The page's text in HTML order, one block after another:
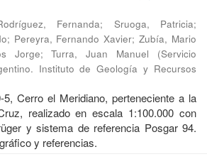
Fernanda; Sruoga, Patricia;
; Pereyra, Fernando Xavier;Zubía, Mario
Jorge;Turra, Juan Manuel (Servicio
Instituto de Geología y Recursos
5, Cerro el Meridiano, perteneciente a la
realizado en escala 1:100.000 con
y sistema de referencia Posgar 94.
y referencias.